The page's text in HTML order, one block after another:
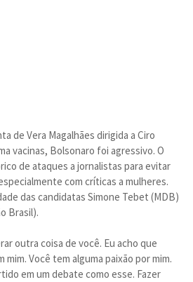
de Vera Magalhães dirigida a Ciro
vacinas, Bolsonaro foi agressivo. O
de ataques a jornalistas para evitar
com críticas a mulheres.
das candidatas Simone Tebet (MDB)
Brasil).
outra coisa de você. Eu acho que
Você tem alguma paixão por mim.
em um debate como esse. Fazer